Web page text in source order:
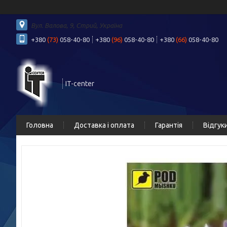
Вул. Валова, 9, Стрий, Україна
+380 (73) 058-40-80 +380 (96) 058-40-80 +380 (66) 058-40-80
IT-center
Головна Доставка і оплата Гарантія